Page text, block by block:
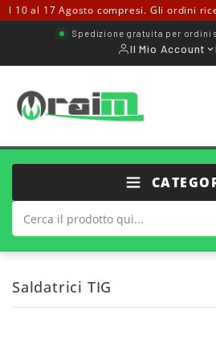
al 17 Agosto compresi. Gli ordini
Spedizione gratuita per ordini
Il Mio Account
Saldatrici TIG